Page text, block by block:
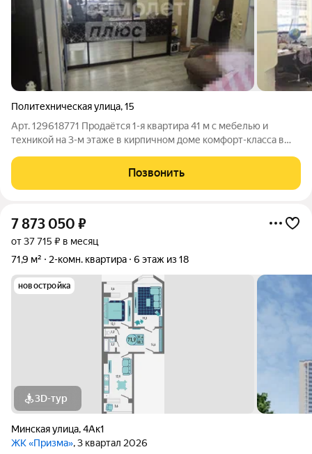
Политехническая улица,15
Арт. 129618771 Продаётся 1-я квартира 41 м с мебелью и
техникой на 3-м этаже в кирпичном доме комфорт-класса в
сочетание престижа и комфорта! Всё необходимое
располагается в шаговой доступности:
Позвонить
7 873 050 ₽
от 37 715 ₽ в месяц
71,9 м²
2-комн. квартира 6 этаж из 18
новостройка
3D-тур
Минская улица,4Ак1
ЖК «Призма», 3 квартал 2026